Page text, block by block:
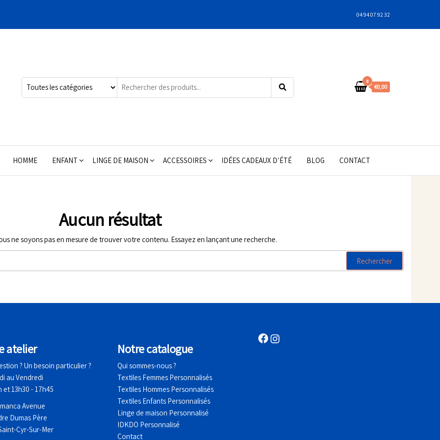
04 94 07 92 32
0
€0,00
HOMME ENFANT LINGE DE MAISON ACCESSOIRES IDÉES CADEAUX D’ÉTÉ BLOG CONTACT
Aucun résultat
ne soyons pas en mesure de trouver votre contenu. Essayez en lançant une recherche.
atelier
? Un besoin particulier ?
au Vendredi
et 13h30 - 17h45
Avenue
Dumas Père
Cyr-Sur-Mer
Notre catalogue
Qui sommes-nous ?
Textiles Femmes Personnalisés
Textiles Hommes Personnalisés
Textiles Enfants Personnalisés
Linge de maison Personnalisé
IDKDO Personnalisé
Contact